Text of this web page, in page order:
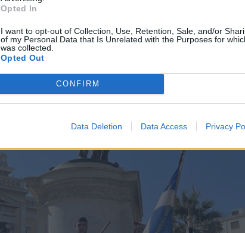
Opted In
I want to opt-out of Collection, Use, Retention, Sale, and/or
of my Personal Data that Is Unrelated with the Purposes for
was collected.
Opted Out
CONFIRM
Data Deletion Data Access Privacy